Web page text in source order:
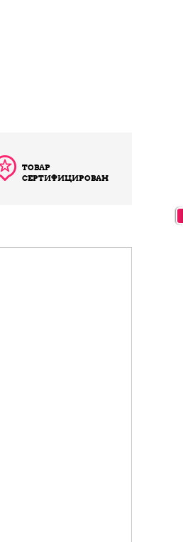
ТОВАР
СЕРТИФИЦИРОВАН